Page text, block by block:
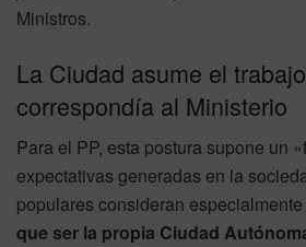
Ministros.
La Ciudad asume el
correspondía al Ministerio
Para el PP, esta postura supone un
expectativas generadas en la
populares consideran
que ser la propia Ciudad